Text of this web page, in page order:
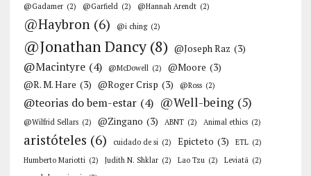
@Gadamer (2) @Garfield (2) @Hannah Arendt (2)
@Haybron (6) @i ching (2)
@Jonathan Dancy (8) @Joseph Raz (3)
@Macintyre (4) @McDowell (2) @Moore (3)
@R. M. Hare (3) @Roger Crisp (3) @Ross (2)
@teorias do bem-estar (4) @Well-being (5)
@Wilfrid Sellars (2) @Zingano (3) ABNT (2) Animal ethics (2)
aristóteles (6) cuidado de si (2) Epicteto (3) ETL (2)
Humberto Mariotti (2) Judith N. Shklar (2) Lao Tzu (2) Leviatã (2)